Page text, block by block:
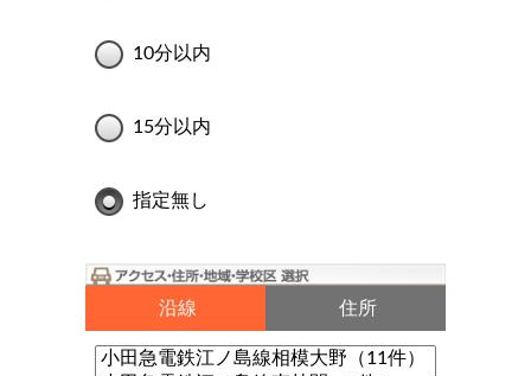
10分以内
15分以内
指定無し
沿線 住所